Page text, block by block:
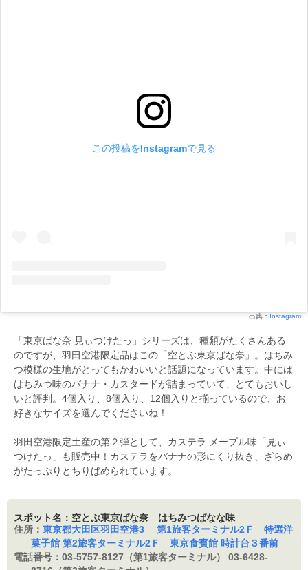
この投稿をInstagramで見る
出典： Instagram
「東京ばな奈 見ぃつけたっ」シリーズは、種類がたくさんある
のですが、羽田空港限定品はこの「空とぶ東京ばな奈」。はちみ
つ模様の生地がとってもかわいいと話題になっています。中には
はちみつ味のバナナ・カスタードが詰まっていて、とてもおいし
いと評判。4個入り、8個入り、12個入りと揃っているので、お
好きなサイズを選んでくださいね！
羽田空港限定土産の第２弾として、カステラ メープル味「見ぃ
つけたっ」も販売中！カステラをバナナの形にくり抜き、ざらめ
がたっぷりとちりばめられています。
スポット名：空とぶ東京ばな奈 はちみつばなな味
住所： 東京都大田区羽田空港3 第1旅客ターミナル2Ｆ 特選洋
菓子館 第2旅客ターミナル2Ｆ 東京食賓館 時計台３番前
電話番号： 03-5757-8127（第1旅客ターミナル） 03-6428-